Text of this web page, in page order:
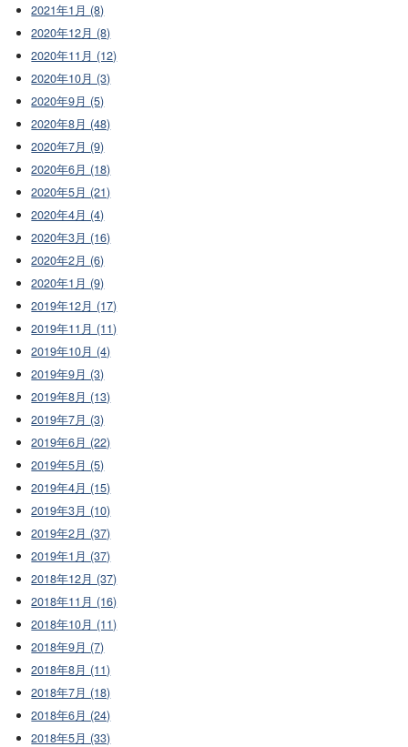
2021年1月 (8)
2020年12月 (8)
2020年11月 (12)
2020年10月 (3)
2020年9月 (5)
2020年8月 (48)
2020年7月 (9)
2020年6月 (18)
2020年5月 (21)
2020年4月 (4)
2020年3月 (16)
2020年2月 (6)
2020年1月 (9)
2019年12月 (17)
2019年11月 (11)
2019年10月 (4)
2019年9月 (3)
2019年8月 (13)
2019年7月 (3)
2019年6月 (22)
2019年5月 (5)
2019年4月 (15)
2019年3月 (10)
2019年2月 (37)
2019年1月 (37)
2018年12月 (37)
2018年11月 (16)
2018年10月 (11)
2018年9月 (7)
2018年8月 (11)
2018年7月 (18)
2018年6月 (24)
2018年5月 (33)